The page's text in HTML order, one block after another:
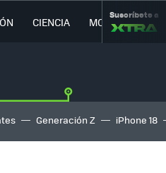
CIENCIA MOVILIDAD
Suscríbete a
Generación Z iPhone 18